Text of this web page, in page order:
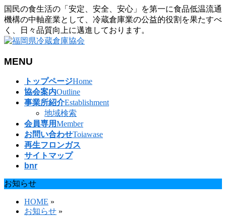
国民の食生活の「安定、安全、安心」を第一に食品低温流通
機構の中軸産業として、冷蔵倉庫業の公益的役割を果たすべ
く、日々品質向上に邁進しております。
MENU
トップページHome
協会案内Outline
事業所紹介Establishment
地域検索
会員専用Member
お問い合わせToiawase
再生フロンガス
サイトマップ
bnr
お知らせ
HOME »
お知らせ »